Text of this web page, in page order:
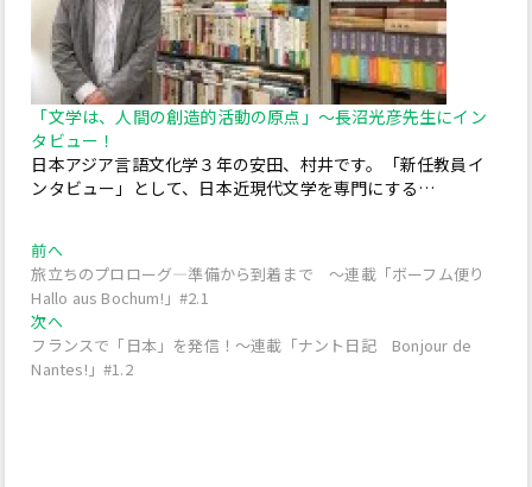
「文学は、人間の創造的活動の原点」～長沼光彦先生にイン
タビュー！
日本アジア言語文化学３年の安田、村井です。「新任教員イ
ンタビュー」として、日本近現代文学を専門にする…
投
稿
ナ
ビ
前へ過
去
の
投
稿:
旅立ちのプロローグ―準備から到着まで ～連載「ボーフム便り
Hallo aus Bochum!」#2.1
次へ次
の
投
フランスで「日本」を発信！～連載「ナント日記 Bonjour de
Nantes!」#1.2